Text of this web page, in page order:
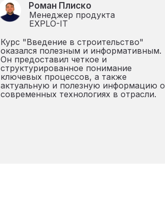
Менеджер продукта
EXPLO-IT
Роман Плиско
Курс "Введение в строительство"
оказался полезным и информативным.
Он предоставил четкое и
структурированное понимание
ключевых процессов, а также
актуальную и полезную информацию о
современных технологиях в отрасли.